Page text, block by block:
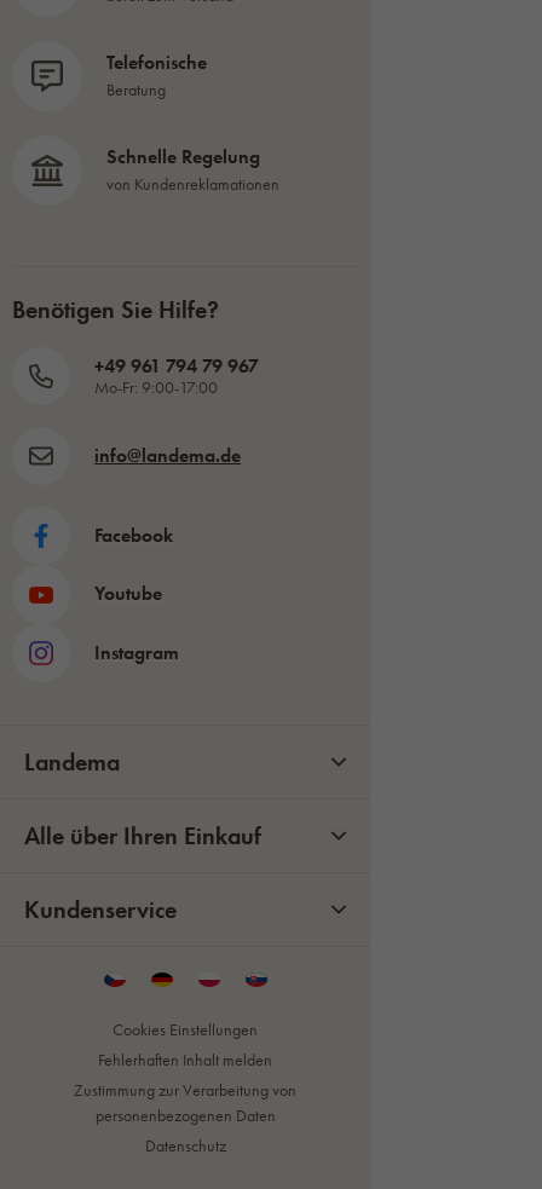
Telefonische
Beratung
Schnelle Regelung
von Kundenreklamationen
Benötigen Sie Hilfe?
+49 961 794 79 967
Mo-Fr: 9:00-17:00
info@landema.de
Facebook
Youtube
Instagram
Landema
Alle über Ihren Einkauf
Kundenservice
Cookies Einstellungen
Fehlerhaften Inhalt melden
Zustimmung zur Verarbeitung von
personenbezogenen Daten
Datenschutz